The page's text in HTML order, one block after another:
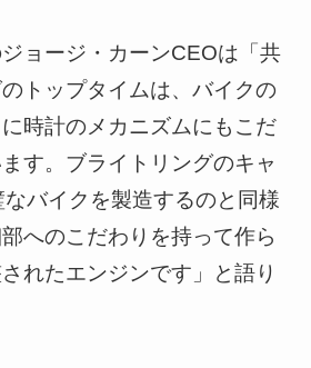
ョージ・カーンCEOは「共
トップタイムは、バイクの
時計のメカニズムにもこだ
す。ブライトリングのキャ
バイクを製造するのと同様
へのこだわりを持って作ら
れたエンジンです」と語り